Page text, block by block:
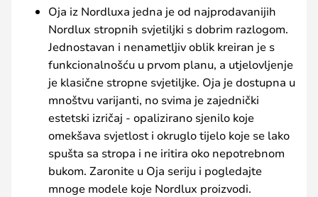
Oja iz Nordluxa jedna je od najprodavanijih
Nordlux stropnih svjetiljki s dobrim razlogom.
Jednostavan i nenametljiv oblik kreiran je s
funkcionalnošću u prvom planu, a utjelovljenje
je klasične stropne svjetiljke. Oja je dostupna u
mnoštvu varijanti, no svima je zajednički
estetski izričaj - opalizirano sjenilo koje
omekšava svjetlost i okruglo tijelo koje se lako
spušta sa stropa i ne iritira oko nepotrebnom
bukom. Zaronite u Oja seriju i pogledajte
mnoge modele koje Nordlux proizvodi.